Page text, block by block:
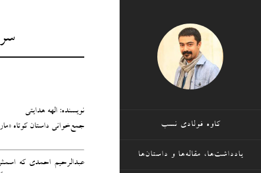
کاوه فولادی نسب
یادداشت‌ها، مقاله‌ها و داستان‌ها
نویسنده: الهه هدایتی
جمع‌خوانی داستان کوتاه
عبدالرحیم احمدی که